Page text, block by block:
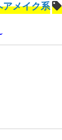
アメイク系